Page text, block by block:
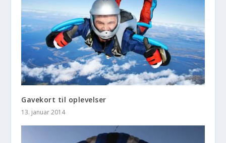
Gavekort til oplevelser
13. januar 2014